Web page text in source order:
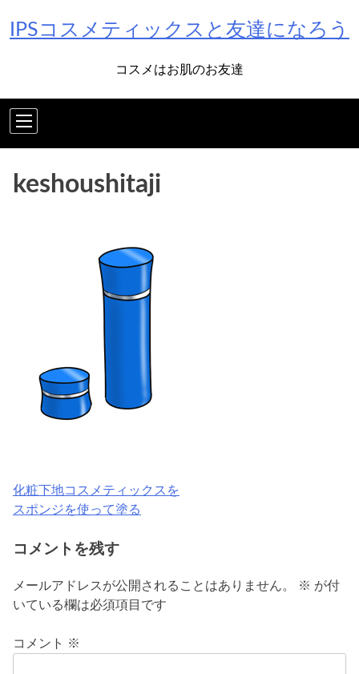
IPSコスメティックスと友達になろう
コスメはお肌のお友達
keshoushitaji
投
ナ
ビ
ゲ
ー
化粧下地コスメティックスを
スポンジを使って塗る
コメントを残す
メールアドレスが公開されることはありません。 ※ が付
いている欄は必須項目です
コメント ※